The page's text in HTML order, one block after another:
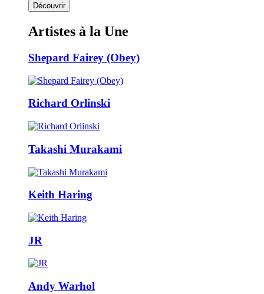
Découvrir
Artistes à la Une
Shepard Fairey (Obey)
Richard Orlinski
Takashi Murakami
Keith Haring
JR
Andy Warhol